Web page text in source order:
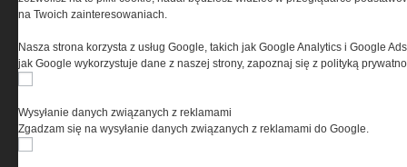
w tym w sposób dostosowany do indywidualnych potrzeb.
cookies oznacza, że będą one zamieszczane w Twoim
urządzeniu końcowym. W każdym momencie możesz
dokonać zmiany ustawień przeglądarki dotyczących
serwisu prosimy o zapoznanie się z naszą
prywatności
oraz informacją o cookies
na Twoich zainteresowaniach.
Nasza strona korzysta z usług Google, takich jak Google Analytics i Google
jak Google wykorzystuje dane z naszej strony, zapoznaj się z polityką
Wysyłanie danych związanych z reklamami
Zgadzam się na wysyłanie danych związanych z reklamami do Google.